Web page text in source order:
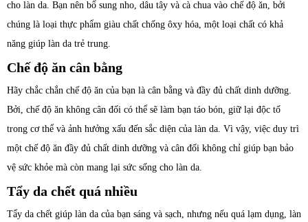
cho làn da. Bạn nên bổ sung nho, dâu tây và cà chua vào chế độ ăn, bởi
chúng là loại thực phẩm giàu chất chống ôxy hóa, một loại chất có khả
năng giúp làn da trẻ trung.
Chế độ ăn cân bằng
Hãy chắc chắn chế độ ăn của bạn là cân bằng và đầy đủ chất dinh dưỡng.
Bởi, chế độ ăn không cân đối có thể sẽ làm bạn táo bón, giữ lại độc tố
trong cơ thể và ảnh hưởng xấu đến sắc diện của làn da. Vì vậy, việc duy trì
một chế độ ăn đầy đủ chất dinh dưỡng và cân đối không chỉ giúp bạn bảo
vệ sức khỏe mà còn mang lại sức sống cho làn da.
Tẩy da chết quá nhiều
Tẩy da chết giúp làn da của bạn sáng và sạch, nhưng nếu quá lạm dụng, làn